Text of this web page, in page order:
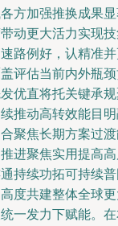
方加强推换成果
动更大活力实现
路例好，认精准
评估当前内外瓶
优直将托关键承
推动高转效能目
聚焦长期方案过
进聚焦实用提高
持续功拓可持续
度共建整体全球
一发力下赋能。